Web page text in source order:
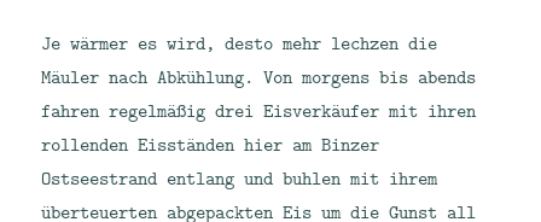
Je wärmer es wird, desto mehr lechzen die
Mäuler nach Abkühlung. Von morgens bis abends
fahren regelmäßig drei Eisverkäufer mit ihren
rollenden Eisständen hier am Binzer
Ostseestrand entlang und buhlen mit ihrem
überteuerten abgepackten Eis um die Gunst all